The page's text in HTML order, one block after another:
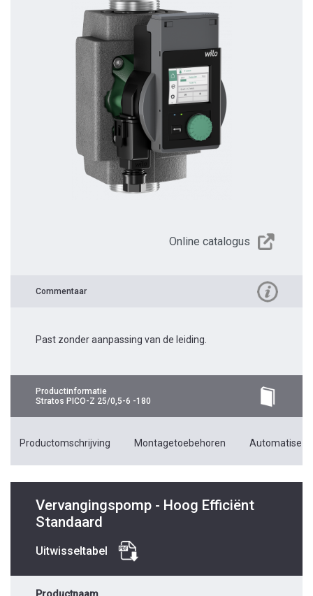
Online catalogus
Commentaar
Past zonder aanpassing van de leiding.
Productinformatie
Stratos PICO-Z 25/0,5-6 -180
Productomschrijving Montagetoebehoren
Vervangingspomp - Hoog Efficiënt
Standaard
Uitwisseltabel